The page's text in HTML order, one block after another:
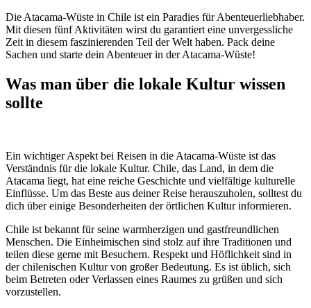
Die Atacama-Wüste in Chile ist ein Paradies für Abenteuerliebhaber.
Mit diesen fünf Aktivitäten wirst du garantiert eine unvergessliche
Zeit in diesem faszinierenden Teil der Welt haben. Pack deine
Sachen und starte dein Abenteuer in der Atacama-Wüste!
Was man über die lokale Kultur wissen
sollte
Ein wichtiger Aspekt bei Reisen in die Atacama-Wüste ist das
Verständnis für die lokale Kultur. Chile, das Land, in dem die
Atacama liegt, hat eine reiche Geschichte und vielfältige kulturelle
Einflüsse. Um das Beste aus deiner Reise herauszuholen, solltest du
dich über einige Besonderheiten der örtlichen Kultur informieren.
Chile ist bekannt für seine warmherzigen und gastfreundlichen
Menschen. Die Einheimischen sind stolz auf ihre Traditionen und
teilen diese gerne mit Besuchern. Respekt und Höflichkeit sind in
der chilenischen Kultur von großer Bedeutung. Es ist üblich, sich
beim Betreten oder Verlassen eines Raumes zu grüßen und sich
vorzustellen.